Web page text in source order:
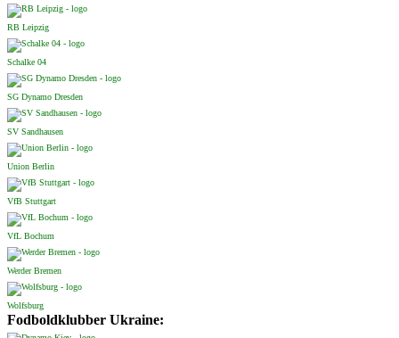
RB Leipzig
Schalke 04
SG Dynamo Dresden
SV Sandhausen
Union Berlin
VfB Stuttgart
VfL Bochum
Werder Bremen
Wolfsburg
Fodboldklubber Ukraine: